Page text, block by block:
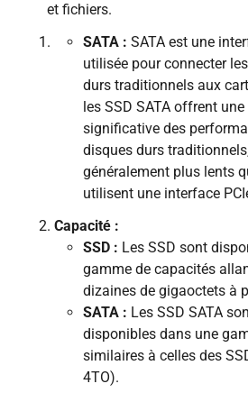
et fichiers.
SATA : SATA est une
utilisée pour connecter
durs traditionnels aux
les SSD SATA offrent
significative des
disques durs
généralement plus lents
utilisent une interface
Capacité :
SSD : Les SSD sont
gamme de capacités
dizaines de gigaoctets à
SATA : Les SSD SATA
disponibles dans une
similaires à celles des
4TO).